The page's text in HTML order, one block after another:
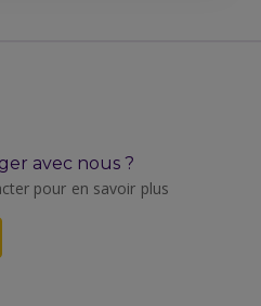
avec nous ?
pour en savoir plus